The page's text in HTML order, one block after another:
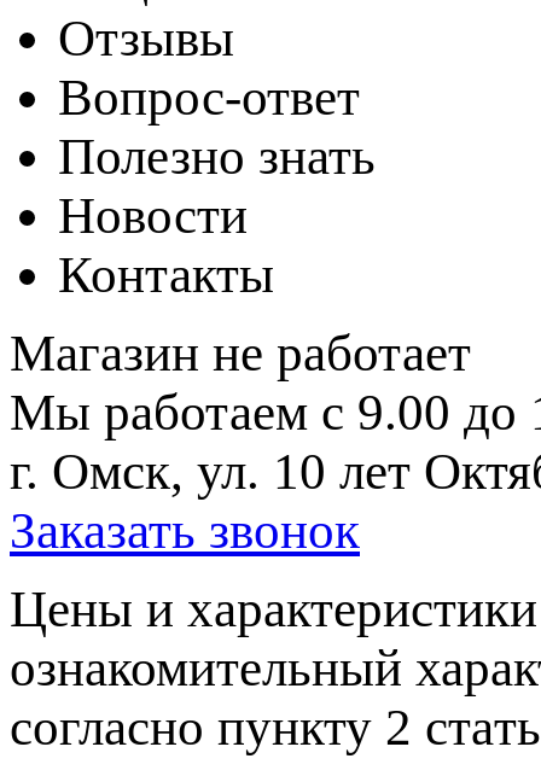
Отзывы
Вопрос-ответ
Полезно знать
Новости
Контакты
Магазин не работает
Мы работаем с 9.00 до
г. Омск, ул. 10 лет
Заказать звонок
Цeны и
ознакомительный
согласно пункту 2